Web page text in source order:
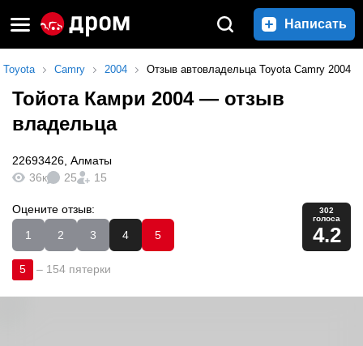
Написать
Toyota Camry 2004 Отзыв автовладельца Toyota Camry 2004
Тойота Камри 2004— отзыв
владельца
22693426 Алматы
36к
25 15
Оцените отзыв:
1
2 3 4 5
302
голоса
4.2
5 – 154 пятерки